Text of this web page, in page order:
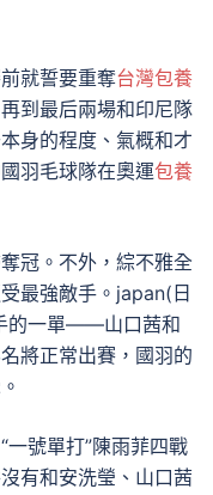
就誓要重奪台灣包養
到最后兩場和印尼隊
身的程度、氣概和才
羽毛球隊在奧運包養
冠。不外，綜不雅全
最強敵手。japan(日
的一單——山口茜和
將正常出賽，國羽的
一號單打”陳雨菲四戰
有和安洗瑩、山口茜